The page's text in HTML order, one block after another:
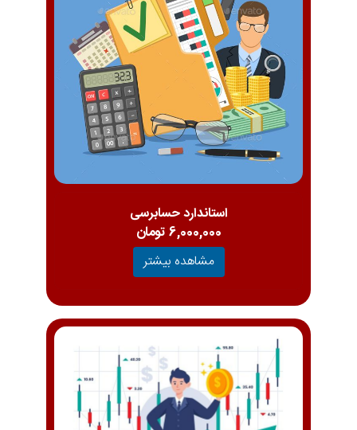
استاندارد حسابرسی
6,000,000 تومان
مشاهده بیشتر